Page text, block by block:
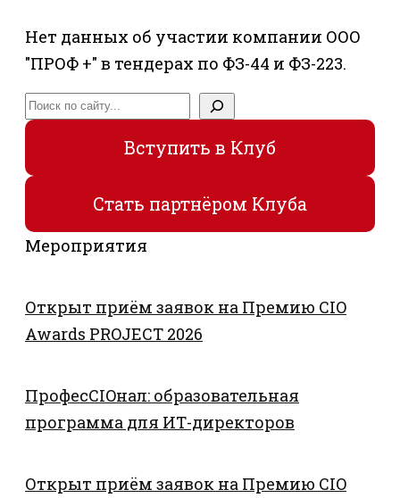
Нет данных об участии компании ООО
"ПРОФ +" в тендерах по ФЗ-44 и ФЗ-223.
Поиск
Вступить в Клуб
Стать партнёром Клуба
Мероприятия
Открыт приём заявок на Премию CIO
Awards PROJECT 2026
ПрофесCIOнал: образовательная
программа для ИТ-директоров
Открыт приём заявок на Премию CIO